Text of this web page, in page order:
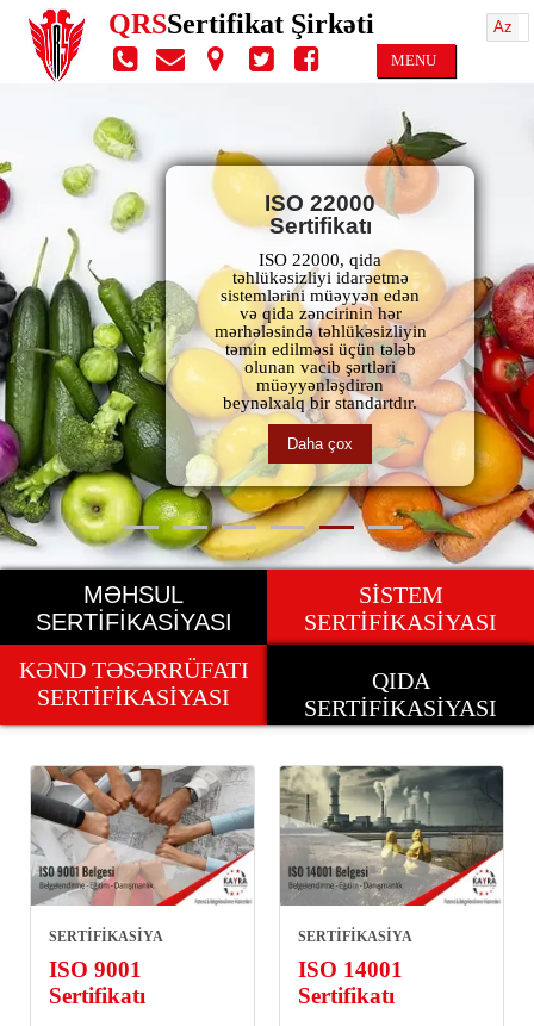
QRSSertifikat Şirkəti
Az
MENU
ISO 22000
Sertifikatı
ISO 22000, qida
təhlükəsizliyi idarəetmə
sistemlərini müəyyən edən
və qida zəncirinin hər
mərhələsində təhlükəsizliyin
təmin edilməsi üçün tələb
olunan vacib şərtləri
müəyyənləşdirən
beynəlxalq bir standartdır.
Daha çox
MƏHSUL
SERTİFİKASİYASI
SİSTEM
SERTİFİKASİYASI
KƏND TƏSƏRRÜFATI
SERTİFİKASİYASI
QIDA
SERTİFİKASİYASI
SERTİFİKASİYA
ISO 9001
Sertifikatı
SERTİFİKASİYA
ISO 14001
Sertifikatı